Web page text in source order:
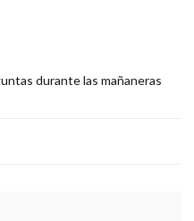
durante las mañaneras